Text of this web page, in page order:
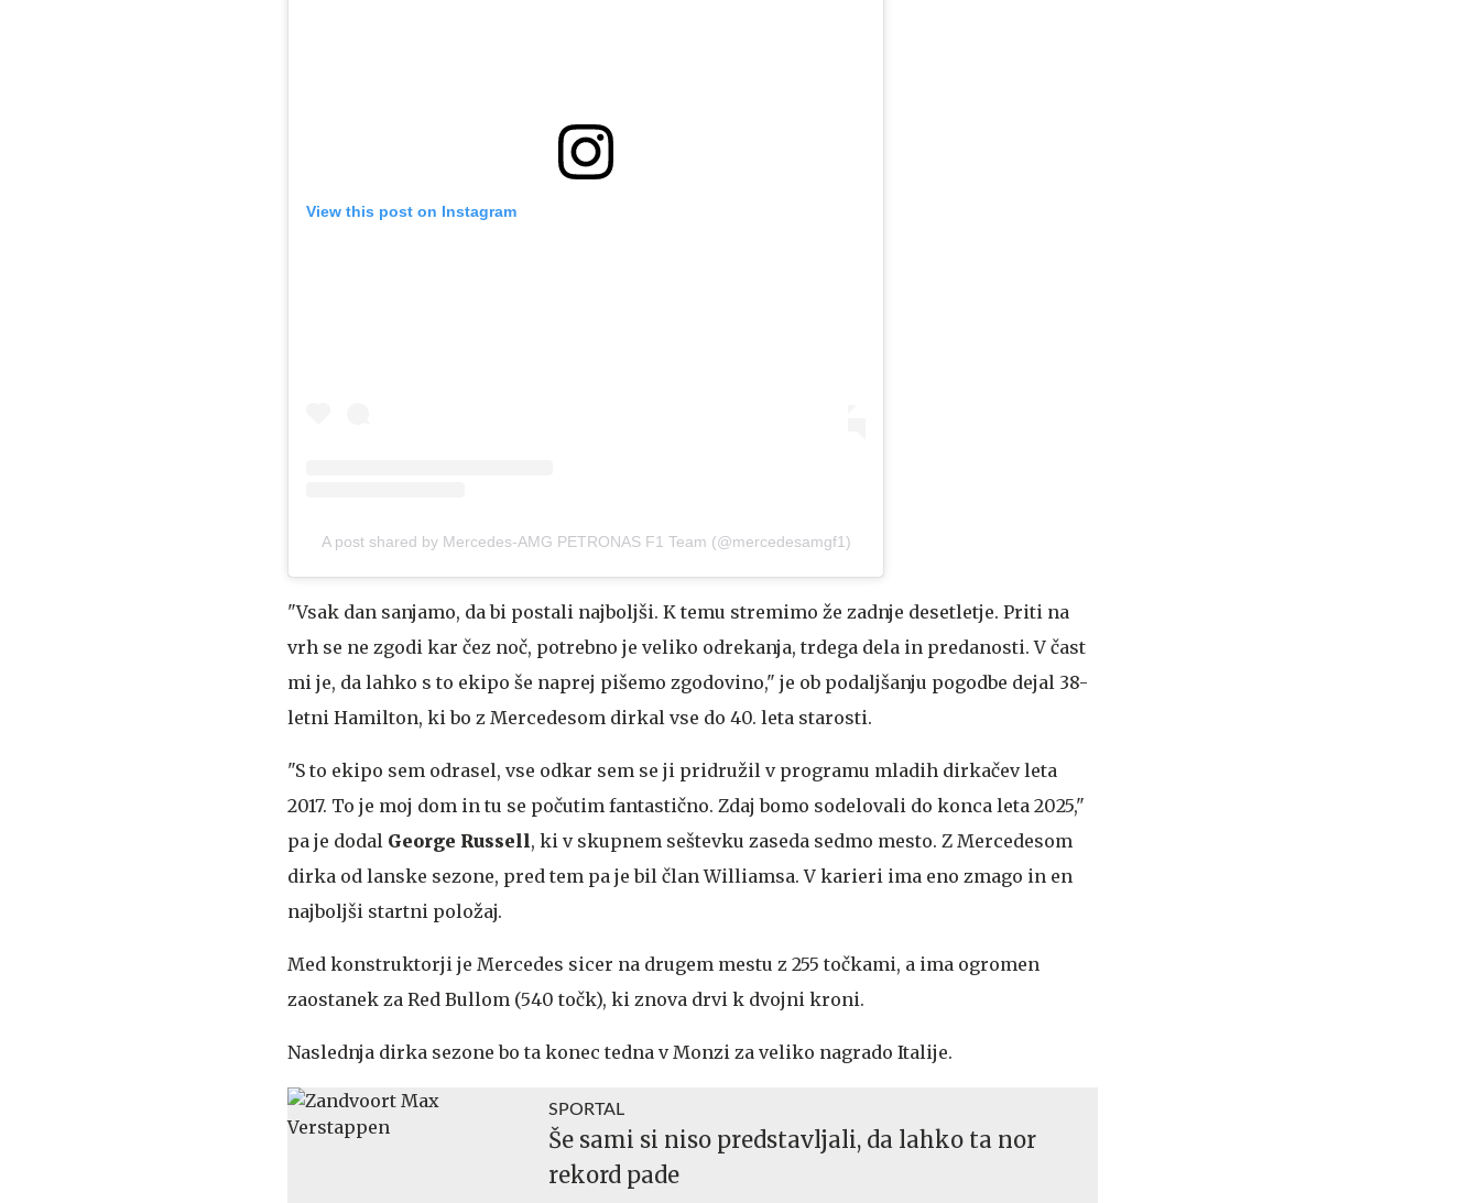
View this post on Instagram
A post shared by Mercedes-AMG PETRONAS F1 Team (@mercedesamgf1)
"Vsak dan sanjamo, da bi postali najboljši. K temu stremimo že zadnje desetletje. Priti na
vrh se ne zgodi kar čez noč, potrebno je veliko odrekanja, trdega dela in predanosti. V čast
mi je, da lahko s to ekipo še naprej pišemo zgodovino," je ob podaljšanju pogodbe dejal 38-
letni Hamilton, ki bo z Mercedesom dirkal vse do 40. leta starosti.
"S to ekipo sem odrasel, vse odkar sem se ji pridružil v programu mladih dirkačev leta
2017. To je moj dom in tu se počutim fantastično. Zdaj bomo sodelovali do konca leta 2025,"
pa je dodal George Russell, ki v skupnem seštevku zaseda sedmo mesto. Z Mercedesom
dirka od lanske sezone, pred tem pa je bil član Williamsa. V karieri ima eno zmago in en
najboljši startni položaj.
Med konstruktorji je Mercedes sicer na drugem mestu z 255 točkami, a ima ogromen
zaostanek za Red Bullom (540 točk), ki znova drvi k dvojni kroni.
Naslednja dirka sezone bo ta konec tedna v Monzi za veliko nagrado Italije.
SPORTAL
Še sami si niso predstavljali, da lahko ta nor
rekord pade